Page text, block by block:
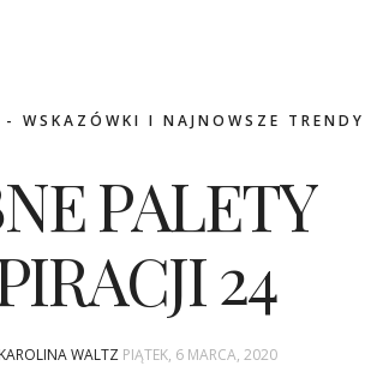
- WSKAZÓWKI I NAJNOWSZE TRENDY
PALETY
24
WALTZ PIĄTEK, 6 MARCA, 2020